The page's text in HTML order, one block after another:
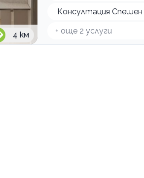
4 км
Консултация Спешен
+ още 2 услуги